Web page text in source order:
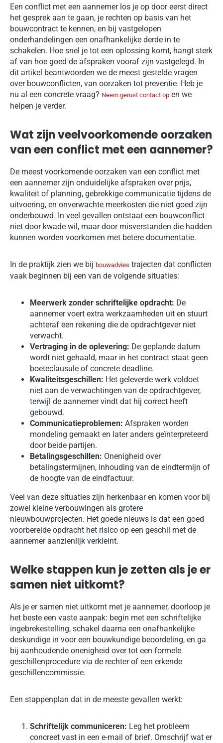
Een conflict met een aannemer los je op door eerst direct
het gesprek aan te gaan, je rechten op basis van het
bouwcontract te kennen, en bij vastgelopen
onderhandelingen een onafhankelijke derde in te
schakelen. Hoe snel je tot een oplossing komt, hangt sterk
af van hoe goed de afspraken vooraf zijn vastgelegd. In
dit artikel beantwoorden we de meest gestelde vragen
over bouwconflicten, van oorzaken tot preventie. Heb je
nu al een concrete vraag? Neem gerust contact op en we
helpen je verder.
Wat zijn veelvoorkomende oorzaken
van een conflict met een aannemer?
De meest voorkomende oorzaken van een conflict met
een aannemer zijn onduidelijke afspraken over prijs,
kwaliteit of planning, gebrekkige communicatie tijdens de
uitvoering, en onverwachte meerkosten die niet goed zijn
onderbouwd. In veel gevallen ontstaat een bouwconflict
niet door kwade wil, maar door misverstanden die hadden
kunnen worden voorkomen met betere documentatie.
In de praktijk zien we bij bouwadvies trajecten dat conflicten
vaak beginnen bij een van de volgende situaties:
Meerwerk zonder schriftelijke opdracht: De
aannemer voert extra werkzaamheden uit en stuurt
achteraf een rekening die de opdrachtgever niet
verwacht.
Vertraging in de oplevering: De geplande datum
wordt niet gehaald, maar in het contract staat geen
boeteclausule of concrete deadline.
Kwaliteitsgeschillen: Het geleverde werk voldoet
niet aan de verwachtingen van de opdrachtgever,
terwijl de aannemer vindt dat hij correct heeft
gebouwd.
Communicatieproblemen: Afspraken worden
mondeling gemaakt en later anders geïnterpreteerd
door beide partijen.
Betalingsgeschillen: Onenigheid over
betalingstermijnen, inhouding van de eindtermijn of
de hoogte van de eindfactuur.
Veel van deze situaties zijn herkenbaar en komen voor bij
zowel kleine verbouwingen als grotere
nieuwbouwprojecten. Het goede nieuws is dat een goed
voorbereide opdracht het risico op een geschil met de
aannemer aanzienlijk verkleint.
Welke stappen kun je zetten als je er
samen niet uitkomt?
Als je er samen niet uitkomt met je aannemer, doorloop je
het beste een vaste aanpak: begin met een schriftelijke
ingebrekestelling, schakel daarna een onafhankelijke
deskundige in voor een bouwkundige beoordeling, en ga
bij aanhoudende onenigheid over tot een formele
geschillenprocedure via de rechter of een erkende
geschillencommissie.
Een stappenplan dat in de meeste gevallen werkt:
Schriftelijk communiceren: Leg het probleem
concreet vast in een e-mail of brief. Omschrijf wat er